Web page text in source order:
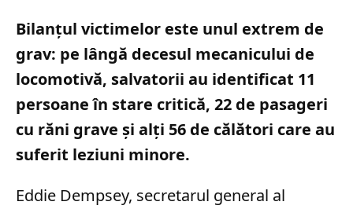
Bilanțul victimelor este unul extrem de
grav: pe lângă decesul mecanicului de
locomotivă, salvatorii au identificat 11
persoane în stare critică, 22 de pasageri
cu răni grave și alți 56 de călători care au
suferit leziuni minore.
Eddie Dempsey, secretarul general al